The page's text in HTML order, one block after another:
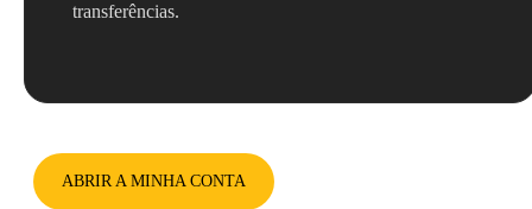
transferências.
ABRIR A MINHA CONTA